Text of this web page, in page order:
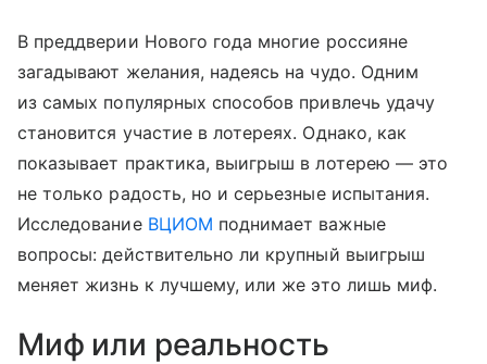
В преддверии Нового года многие россияне
загадывают желания, надеясь на чудо. Одним
из самых популярных способов привлечь удачу
становится участие в лотереях. Однако, как
показывает практика, выигрыш в лотерею — это
не только радость, но и серьезные испытания.
ИсследованиеВЦИОМ поднимает важные
вопросы: действительно ли крупный выигрыш
меняет жизнь к лучшему, или же это лишь миф.
Миф или реальность